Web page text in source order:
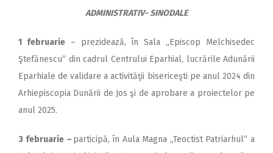
ADMINISTRATIV- SINODALE
1 februarie– prezidează, în Sala „Episcop Melchisedec
Ştefănescu“ din cadrul Centrului Eparhial, lucrările Adunării
Eparhiale de validare a activităţii bisericeşti pe anul 2024 din
Arhiepiscopia Dunării de Jos şi de aprobare a proiectelor pe
anul 2025.
3 februarie – participă, în Aula Magna „Teoctist Patriarhul“ a